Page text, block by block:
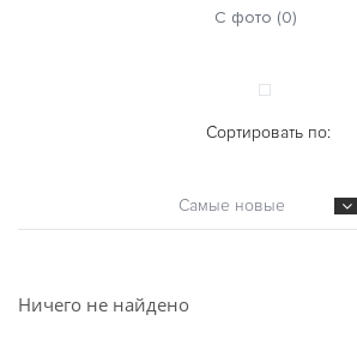
С фото (0)
Сортировать по:
Самые новые
Ничего не найдено